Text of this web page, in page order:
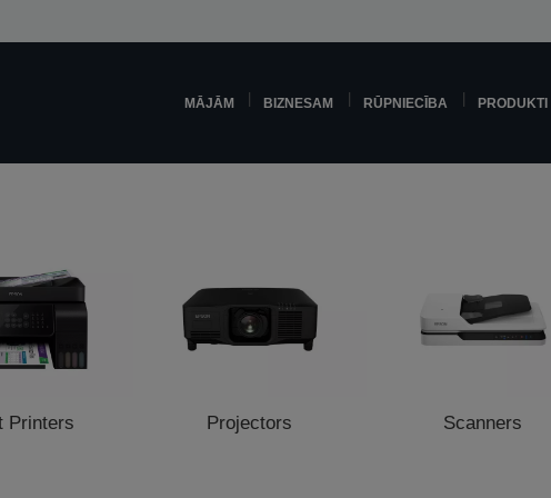
MĀJĀM BIZNESAM RŪPNIECĪBA PRODUKTI
Printers Projectors Scanners